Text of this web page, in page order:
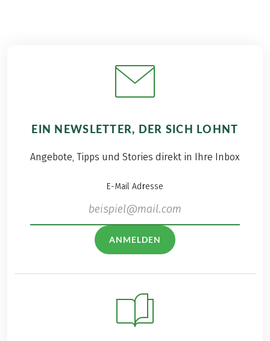
EIN NEWSLETTER, DER SICH LOHNT
Angebote, Tipps und Stories direkt in Ihre Inbox
E-Mail Adresse
ANMELDEN